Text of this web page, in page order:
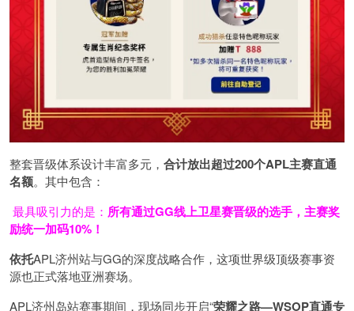
整套晋级体系设计丰富多元， 合计放出超过200个APL主赛直通
名额。其中包含：
最具吸引力的是： 所有通过GG线上卫星赛晋级的选手，主赛奖
励统一加码10% ！
依托APL济州站与GG的深度战略合作，这项世界级顶级赛事资
源也正式落地亚洲赛场。
APL济州岛站赛事期间，现场同步开启“荣耀之路—WSOP直通专